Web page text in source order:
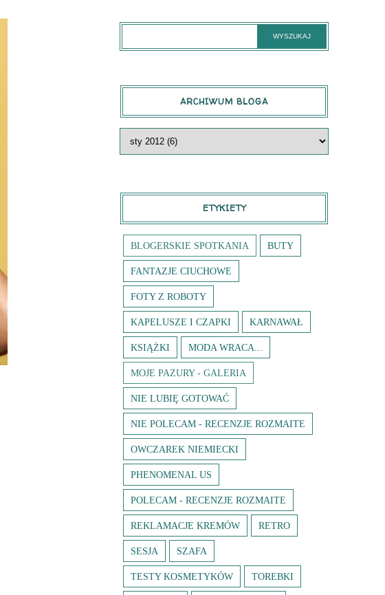
ARCHIWUM BLOGA
ETYKIETY
BLOGERSKIE SPOTKANIA BUTY
FANTAZJE CIUCHOWE
FOTY Z ROBOTY
KAPELUSZE I CZAPKI KARNAWAŁ
KSIĄŻKI MODA WRACA...
MOJE PAZURY - GALERIA
NIE LUBIĘ GOTOWAĆ
NIE POLECAM - RECENZJE ROZMAITE
OWCZAREK NIEMIECKI
PHENOMENAL US
POLECAM - RECENZJE ROZMAITE
REKLAMACJE KREMÓW RETRO
SESJA SZAFA
TESTY KOSMETYKÓW TOREBKI